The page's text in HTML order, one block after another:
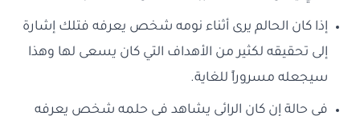
إذا كان الحالم يرى أثناء نومه شخص يعرفه فتلك إشارة
إلى تحقيقه لكثير من الأهداف التي كان يسعى لها وهذا
سيجعله مسروراً للغاية.
في حالة إن كان الرائي يشاهد في حلمه شخص يعرفه